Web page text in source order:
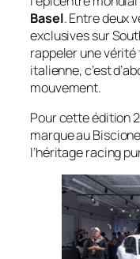
Basel. Entre deux
exclusives sur
rappeler une
italienne, c’est
mouvement.
Pour cette édition
marque auBiscione
l’héritage racing